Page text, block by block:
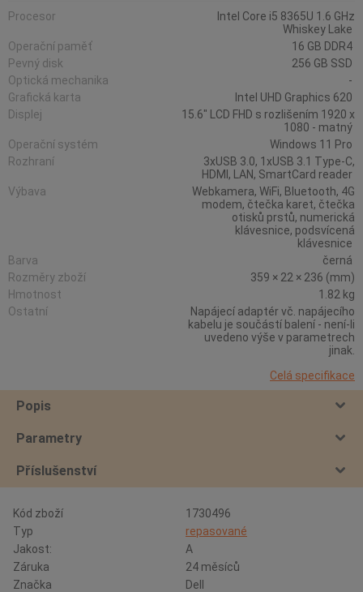
Procesor
Intel Core i5 8365U 1.6 GHz
Whiskey Lake
Operační paměť
16 GB DDR4
Pevný disk
256 GB SSD
Optická mechanika
-
Grafická karta
Intel UHD Graphics 620
Displej
15.6" LCD FHD s rozlišením 1920 x
1080 - matný
Operační systém
Windows 11 Pro
Rozhraní
3xUSB 3.0, 1xUSB 3.1 Type-C,
HDMI, LAN, SmartCard reader
Výbava
Webkamera, WiFi, Bluetooth, 4G
modem, čtečka karet, čtečka
otisků prstů, numerická
klávesnice, podsvícená
klávesnice
Barva
černá
Rozměry zboží
359 × 22 × 236 (mm)
Hmotnost
1.82 kg
Ostatní
Napájecí adaptér vč. napájecího
kabelu je součástí balení - není-li
uvedeno výše v parametrech
jinak.
Celá specifikace
Popis
Parametry
Příslušenství
Kód zboží
1730496
Typ
repasované
Jakost:
A
Záruka
24 měsíců
Značka
Dell